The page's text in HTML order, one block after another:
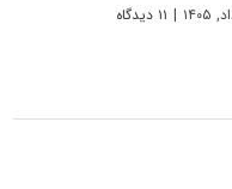
| ۱۱ دیدگاه